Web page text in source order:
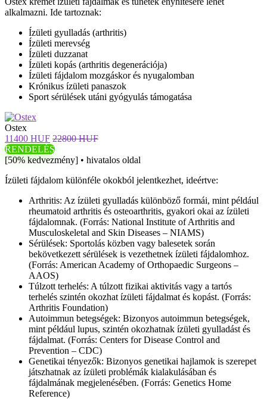
alkalmazni. Ide tartoznak:
Ízületi gyulladás (arthritis)
Ízületi merevség
Ízületi duzzanat
Ízületi kopás (arthritis degenerációja)
Ízületi fájdalom mozgáskor és nyugalomban
Krónikus ízületi panaszok
Sport sérülések utáni gyógyulás támogatása
Ostex
11400 HUF 22800 HUF
RENDELÉS
[50% kedvezmény] • hivatalos oldal
Ízületi fájdalom különféle okokból jelentkezhet, ideértve:
Arthritis: Az ízületi gyulladás különböző formái, mint például
rheumatoid arthritis és osteoarthritis, gyakori okai az ízületi
fájdalomnak. (Forrás: National Institute of Arthritis and
Musculoskeletal and Skin Diseases – NIAMS)
Sérülések: Sportolás közben vagy balesetek során
bekövetkezett sérülések is vezethetnek ízületi fájdalomhoz.
(Forrás: American Academy of Orthopaedic Surgeons –
AAOS)
Túlzott terhelés: A túlzott fizikai aktivitás vagy a tartós
terhelés szintén okozhat ízületi fájdalmat és kopást. (Forrás:
Arthritis Foundation)
Autoimmun betegségek: Bizonyos autoimmun betegségek,
mint például lupus, szintén okozhatnak ízületi gyulladást és
fájdalmat. (Forrás: Centers for Disease Control and
Prevention – CDC)
Genetikai tényezők: Bizonyos genetikai hajlamok is szerepet
játszhatnak az ízületi problémák kialakulásában és
fájdalmának megjelenésében. (Forrás: Genetics Home
Reference)